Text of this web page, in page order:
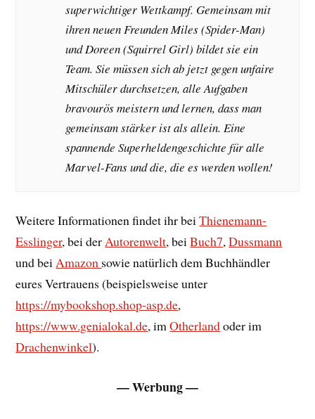
superwichtiger Wettkampf. Gemeinsam mit
ihren neuen Freunden Miles (Spider-Man)
und Doreen (Squirrel Girl) bildet sie ein
Team. Sie müssen sich ab jetzt gegen unfaire
Mitschüler durchsetzen, alle Aufgaben
bravourös meistern und lernen, dass man
gemeinsam stärker ist als allein. Eine
spannende Superheldengeschichte für alle
Marvel-Fans und die, die es werden wollen!
Weitere Informationen findet ihr beiThienemann-
Esslinger, bei derAutorenwelt, beiBuch7,Dussmann
und beiAmazon sowie natürlich dem Buchhändler
eures Vertrauens (beispielsweise unter
https://mybookshop.shop-asp.de,
https://www.genialokal.de, imOtherlandoder im
Drachenwinkel).
— Werbung —